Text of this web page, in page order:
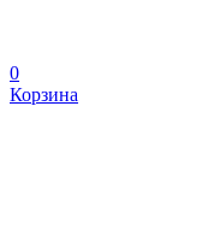
0
Корзина